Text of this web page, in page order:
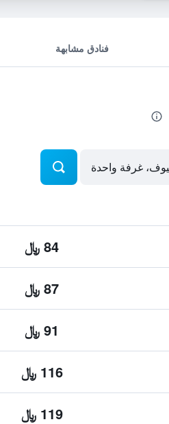
فنادق مشابهة
84 ﷼
87 ﷼
91 ﷼
116 ﷼
119 ﷼